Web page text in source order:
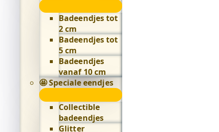
Populaire
submenu
Badeendjes tot
2 cm
Badeendjes tot
5 cm
Badeendjes
vanaf 10 cm
🤩 Speciale eendjes
Speciale
eendjes
submenu
Collectible
badeendjes
Glitter